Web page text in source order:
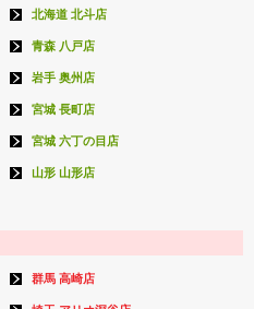
北海道 北斗店
青森 八戸店
岩手 奥州店
宮城 長町店
宮城 六丁の目店
山形 山形店
群馬 高崎店